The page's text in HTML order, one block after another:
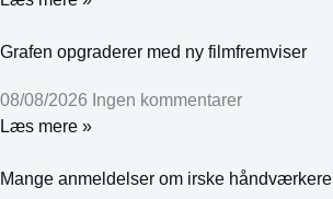
Grafen opgraderer med ny filmfremviser
08/08/2026 Ingen kommentarer
Læs mere »
Mange anmeldelser om irske håndværkere